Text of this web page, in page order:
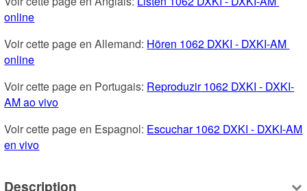
online
Voir cette page en Allemand: Hören 1062 DXKI - DXKI-AM
online
Voir cette page en Portugais: Reproduzir 1062 DXKI - DXKI-
AM ao vivo
Voir cette page en Espagnol: Escuchar 1062 DXKI - DXKI-AM
en vivo
Description